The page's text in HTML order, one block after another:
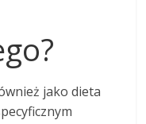
jako dieta